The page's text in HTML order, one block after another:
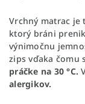
Vrchný matrac je
ktorý bráni
výnimočnu
zips vďaka čomu
práčke na 30 °C.
alergikov.